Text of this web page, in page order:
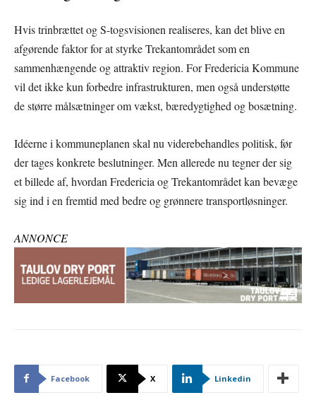
Hvis trinbrættet og S-togsvisionen realiseres, kan det blive en
afgørende faktor for at styrke Trekantområdet som en
sammenhængende og attraktiv region. For Fredericia Kommune
vil det ikke kun forbedre infrastrukturen, men også understøtte
de større målsætninger om vækst, bæredygtighed og bosætning.
Idéerne i kommuneplanen skal nu viderebehandles politisk, før
der tages konkrete beslutninger. Men allerede nu tegner der sig
et billede af, hvordan Fredericia og Trekantområdet kan bevæge
sig ind i en fremtid med bedre og grønnere transportløsninger.
ANNONCE
Facebook X Linkedin